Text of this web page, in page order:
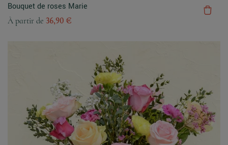
Bouquet de roses Marie
À partir de 36,90 €